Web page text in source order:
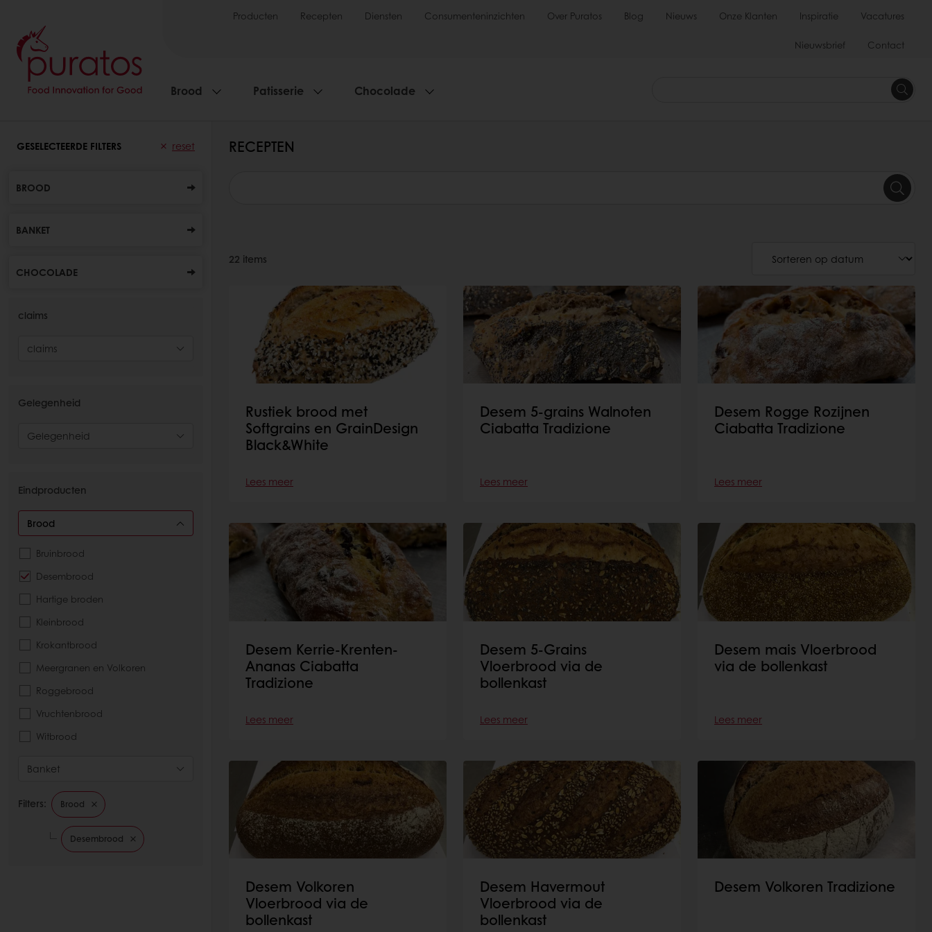
Producten Recepten Diensten Consumenteninzichten Over Puratos Blog Nieuws Onze Klanten Inspiratie Vacatures
Nieuwsbrief Contact
Brood Patisserie Chocolade
GESELECTEERDE FILTERS reset
BROOD
BANKET
CHOCOLADE
claims
claims
Gelegenheid
Gelegenheid
Eindproducten
Brood
Bruinbrood
Desembrood
Hartige broden
Kleinbrood
Krokantbrood
Meergranen en Volkoren
Roggebrood
Vruchtenbrood
Witbrood
Banket
Filters: Brood
Desembrood
RECEPTEN
22 items
Rustiek brood met
Softgrains en GrainDesign
Black&White
Lees meer
Desem 5-grains Walnoten
Ciabatta Tradizione
Lees meer
Desem Rogge Rozijnen
Ciabatta Tradizione
Lees meer
Desem Kerrie-Krenten-
Ananas Ciabatta
Tradizione
Lees meer
Desem 5-Grains
Vloerbrood via de
bollenkast
Lees meer
Desem mais Vloerbrood
via de bollenkast
Lees meer
Desem Volkoren
Vloerbrood via de
bollenkast
Desem Havermout
Vloerbrood via de
bollenkast
Desem Volkoren Tradizione